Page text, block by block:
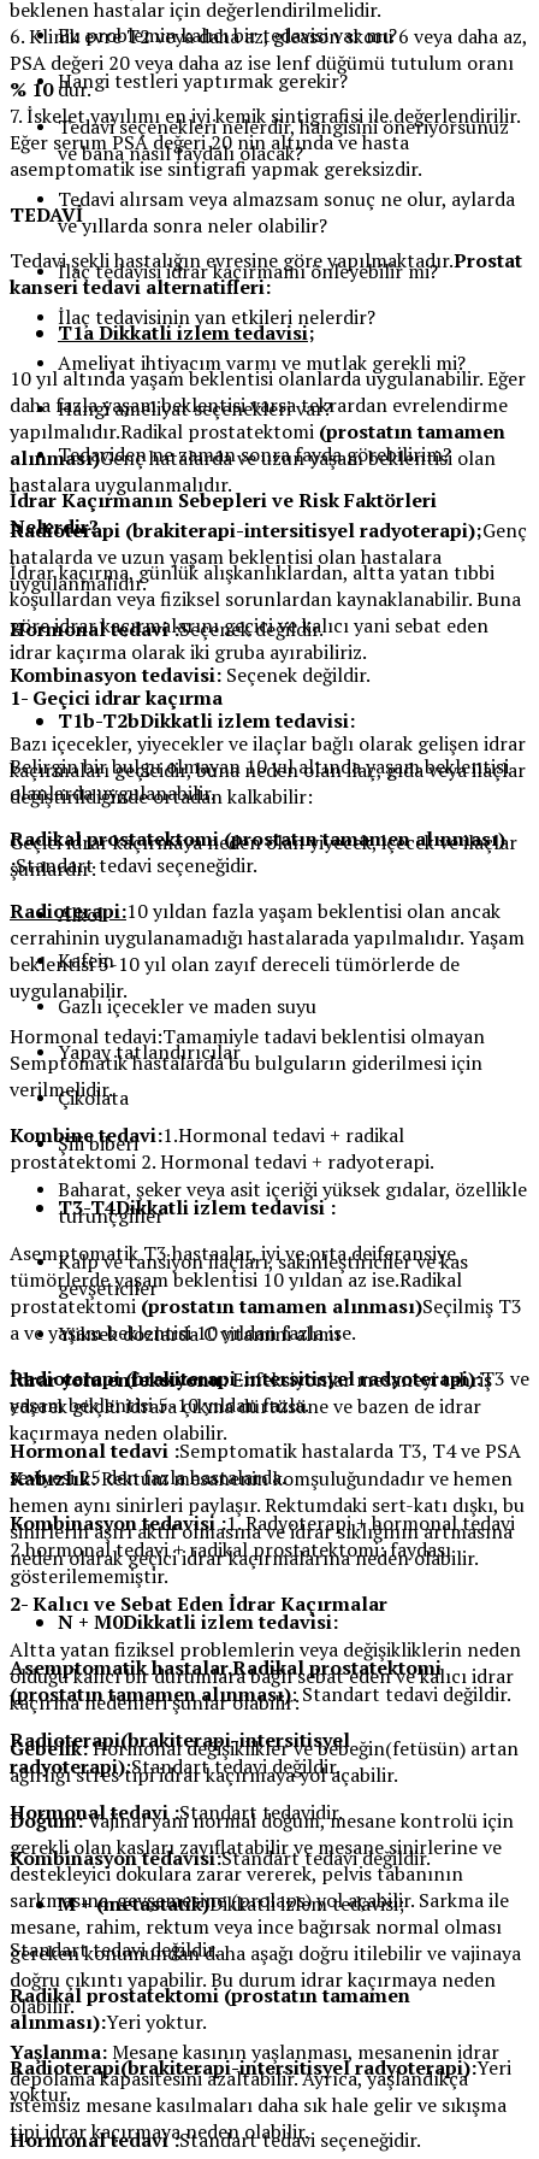
beklenen hastalar için değerlendirilmelidir.
6. Klinik evre T2 veya daha az, gleason skoru 6 veya daha az,
PSA değeri 20 veya daha az ise lenf düğümü tutulum oranı
% 10dur.
7. İskelet yayılımı en iyi kemik sintigrafisi ile değerlendirilir.
Eğer serum PSA değeri 20 nin altında ve hasta
asemptomatik ise sintigrafi yapmak gereksizdir.
TEDAVİ
Tedavi şekli hastalığın evresine göre yapılmaktadır.Prostat
kanseri tedavi alternatifleri:
T1a Dikkatli izlem tedavisi;
10 yıl altında yaşam beklentisi olanlarda uygulanabilir. Eğer
daha fazla yaşam beklentisi varsa tekrardan evrelendirme
yapılmalıdır.Radikal prostatektomi (prostatın tamamen
alınması)Genç hatalarda ve uzun yaşam beklentisi olan
hastalara uygulanmalıdır.
Radioterapi (brakiterapi-intersitisyel radyoterapi);Genç
hatalarda ve uzun yaşam beklentisi olan hastalara
uygulanmalıdır.
Hormonal tedavi :Seçenek değildir.
Kombinasyon tedavisi: Seçenek değildir.
T1b-T2bDikkatli izlem tedavisi:
Belirgin bir bulgu olmayan 10 yıl altında yaşam beklentisi
olanlarda uygulanabilir.
Radikal prostatektomi (prostatın tamamen alınması)
:Standart tedavi seçeneğidir.
Radioterapi:10 yıldan fazla yaşam beklentisi olan ancak
cerrahinin uygulanamadığı hastalarada yapılmalıdır. Yaşam
beklentisi 5-10 yıl olan zayıf dereceli tümörlerde de
uygulanabilir.
Hormonal tedavi:Tamamiyle tadavi beklentisi olmayan
Semptomatik hastalarda bu bulguların giderilmesi için
verilmelidir.
Kombine tedavi:1.Hormonal tedavi + radikal
prostatektomi 2. Hormonal tedavi + radyoterapi.
T3-T4Dikkatli izlem tedavisi :
Asemptomatik T3 hastaalar, iyi ve orta deiferansiye
tümörlerde yaşam beklentisi 10 yıldan az ise.Radikal
prostatektomi (prostatın tamamen alınması)Seçilmiş T3
a ve yaşam beklentisi 10 yıldan fazla ise.
Radioterapi (brakiterapi-intersitisyel radyoterapi):T3 ve
yaşam beklentisi 5-10 yıldan fazla.
Hormonal tedavi :Semptomatik hastalarda T3, T4 ve PSA
seviyesi 25 den fazla hastalarda.
Kombinasyon tedavisi :1. Radyoterapi + hormonal tedavi
2.hormonal tedavi + radikal prostatektomi: faydası
gösterilememiştir.
N + M0Dikkatli izlem tedavisi:
Asemptomatik hastalar.Radikal prostatektomi
(prostatın tamamen alınması): Standart tedavi değildir.
Radioterapi(brakiterapi-intersitisyel
radyoterapi):Standart tedavi değildir.
Hormonal tedavi :Standart tedavidir.
Kombinasyon tedavisi:Standart tedavi değildir.
M + (metastatik)Dikkatli izlem tedavisi;
Standart tedavi değildir.
Radikal prostatektomi (prostatın tamamen
alınması):Yeri yoktur.
Radioterapi(brakiterapi-intersitisyel radyoterapi):Yeri
yoktur.
Hormonal tedavi :Standart tedavi seçeneğidir.
Bu problemin kalıcı bir tedavisi var mı?
Hangi testleri yaptırmak gerekir?
Tedavi seçenekleri nelerdir, hangisini öneriyorsunuz
ve bana nasıl faydalı olacak?
Tedavi alırsam veya almazsam sonuç ne olur, aylarda
ve yıllarda sonra neler olabilir?
İlaç tedavisi idrar kaçırmamı önleyebilir mi?
İlaç tedavisinin yan etkileri nelerdir?
Ameliyat ihtiyacım varmı ve mutlak gerekli mi?
Hangi ameliyat seçenekleri var?
Tedaviden ne zaman sonra fayda görebilirim?
İdrar Kaçırmanın Sebepleri ve Risk Faktörleri
Nelerdir?
İdrar kaçırma, günlük alışkanlıklardan, altta yatan tıbbi
koşullardan veya fiziksel sorunlardan kaynaklanabilir. Buna
göre idrar kaçırmalarını geçici ve kalıcı yani sebat eden
idrar kaçırma olarak iki gruba ayırabiliriz.
1- Geçici idrar kaçırma
Bazı içecekler, yiyecekler ve ilaçlar bağlı olarak gelişen idrar
kaçırmaları geçicidir, buna neden olan ilaç, gıda veya ilaçlar
değiştirildiğinde ortadan kalkabilir:
Geçici idrar kaçırmaya neden olan yiyecek, içecek ve ilaçlar
şunlardır:
Alkol
Kafein
Gazlı içecekler ve maden suyu
Yapay tatlandırıcılar
Çikolata
Şili biberi
Baharat, şeker veya asit içeriği yüksek gıdalar, özellikle
turunçgiller
Kalp ve tansiyon ilaçları, sakinleştiriciler ve kas
gevşeticiler
Yüksek dozlarda C vitamini alımı
İdrar yolu enfeksiyonu:Enfeksiyonlar mesaneyi tahriş
ederek güçlü idrara çıkma dürtüsüne ve bazen de idrar
kaçırmaya neden olabilir.
Kabızlık:Rektum mesanenin komşuluğundadır ve hemen
hemen aynı sinirleri paylaşır. Rektumdaki sert-katı dışkı, bu
sinirlerin aşırı aktif olmasına ve idrar sıklığının artmasına
neden olarak geçici idrar kaçırmalarına neden olabilir.
2- Kalıcı ve Sebat Eden İdrar Kaçırmalar
Altta yatan fiziksel problemlerin veya değişikliklerin neden
olduğu kalıcı bir durumlara bağlı sebat eden ve kalıcı idrar
kaçırma nedenleri şunlar olabilir:
Gebelik:Hormonal değişiklikler ve bebeğin(fetüsün) artan
ağırlığı stres tipi idrar kaçırmaya yol açabilir.
Doğum:Vajinal yani normal doğum, mesane kontrolü için
gerekli olan kasları zayıflatabilir ve mesane sinirlerine ve
destekleyici dokulara zarar vererek, pelvis tabanının
sarkmasına-gevşemesine (prolaps) yol açabilir. Sarkma ile
mesane, rahim, rektum veya ince bağırsak normal olması
gereken konumundan daha aşağı doğru itilebilir ve vajinaya
doğru çıkıntı yapabilir. Bu durum idrar kaçırmaya neden
olabilir.
Yaşlanma:Mesane kasının yaşlanması, mesanenin idrar
depolama kapasitesini azaltabilir. Ayrıca, yaşlandıkça
istemsiz mesane kasılmaları daha sık hale gelir ve sıkışma
tipi idrar kaçırmaya neden olabilir.